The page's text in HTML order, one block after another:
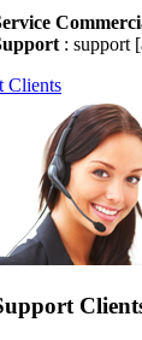
: support
Clients